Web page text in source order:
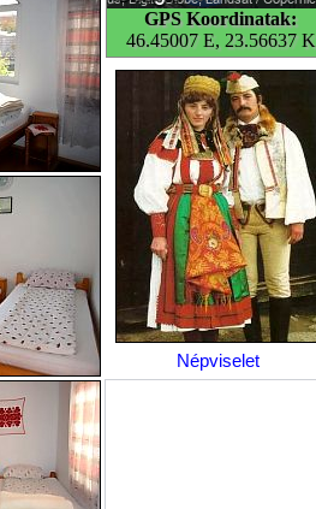
GPS Koordinatak:
46.45007 E, 23.56637 K
Népviselet